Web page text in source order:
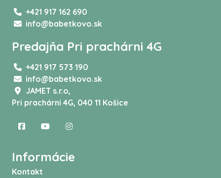
+421 917 162 690
info@babetkovo.sk
Predajňa Pri prachárni 4G
+421 917 573 190
info@babetkovo.sk
JAMET s.r.o,
Pri prachárni 4G, 040 11 Košice
Informácie
Kontakt